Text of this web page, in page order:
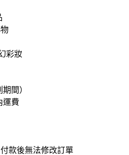
彩妝
間）
運費
款後無法修改訂單